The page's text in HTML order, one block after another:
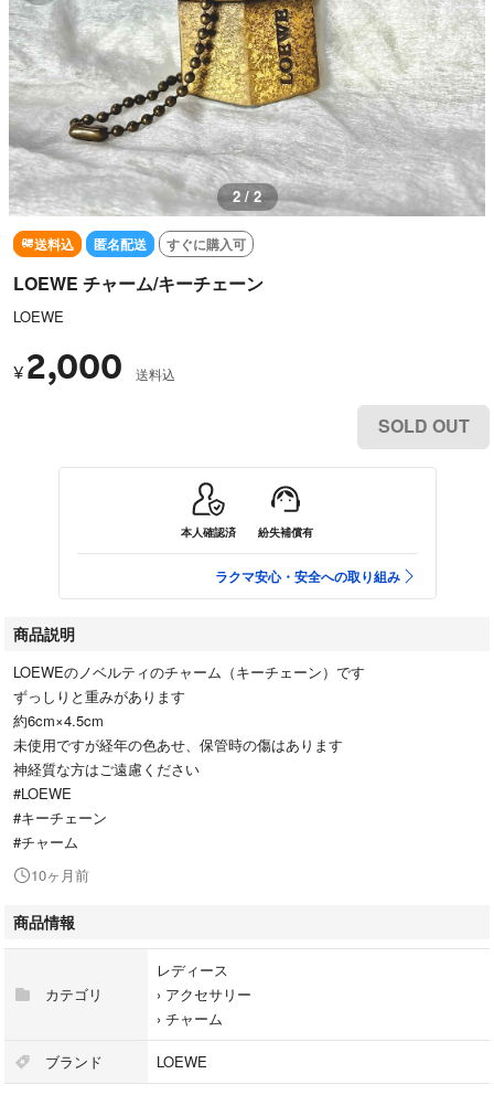
1 / 2
送料込 匿名配送 すぐに購入可
LOEWE チャーム/キーチェーン
LOEWE
¥ 2,000 送料込
SOLD OUT
本人確認済 紛失補償有
ラクマ安心・安全への取り組み
商品説明
LOEWEのノベルティのチャーム（キーチェーン）です
ずっしりと重みがあります
約6cm×4.5cm
未使用ですが経年の色あせ、保管時の傷はあります
神経質な方はご遠慮ください
#LOEWE
#キーチェーン
#チャーム
10ヶ月前
商品情報
カテゴリ
レディース
› アクセサリー
› チャーム
ブランド LOEWE